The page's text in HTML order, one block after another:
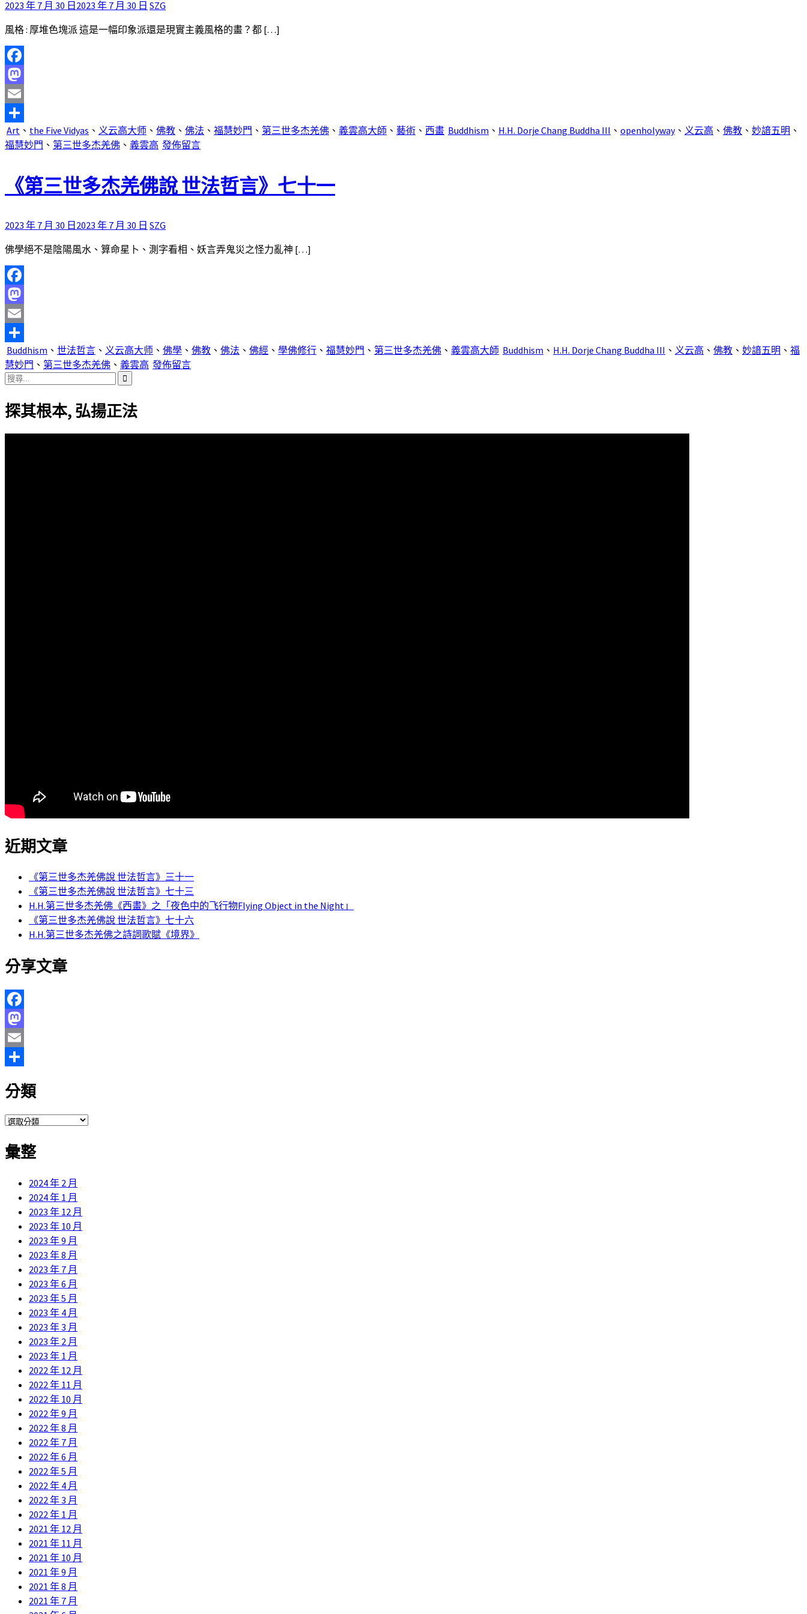
2023 年 7 月 30 日 2023 年 7 月 30 日 SZG
風格 : 厚堆色塊派 這是一幅印象派還是現實主義風格的畫？都 […]
Facebook
Mastodon
Email
分
享
Art 、 the Five Vidyas 、 义云高大师 、 佛教 、 佛法 、 福慧妙門 、 第三世多杰羌佛 、 義雲高大師 、 藝術 、 西畫 Buddhism 、 H.H. Dorje Chang Buddha III 、 openholyway、 义云高 、 佛教 、 妙諳五明 、
福慧妙門 、 第三世多杰羌佛 、 義雲高 發佈留言
《第三世多杰羌佛說 世法哲言》七十一
2023 年 7 月 30 日 2023 年 7 月 30 日 SZG
佛學絕不是陰陽風水、算命星卜、測字看相、妖言弄鬼災之怪力亂神 […]
Facebook
Mastodon
Email
分
享
Buddhism 、 世法哲言 、 义云高大师 、 佛學 、 佛教 、 佛法 、 佛經 、 學佛修行 、 福慧妙門 、 第三世多杰羌佛 、 義雲高大師 Buddhism 、 H.H. Dorje Chang Buddha III 、 义云高 、 佛教 、 妙諳五明 、 福
慧妙門 、 第三世多杰羌佛 、 義雲高 發佈留言
搜
關
鍵
字:
探其根本, 弘揚正法
近期文章
《第三世多杰羌佛說 世法哲言》三十一
《第三世多杰羌佛說 世法哲言》七十三
H.H.第三世多杰羌佛《西畫》之「夜色中的飞行物Flying Object in the Night」
《第三世多杰羌佛說 世法哲言》七十六
H.H.第三世多杰羌佛之詩詞歌賦《境界》
分享文章
Facebook
Mastodon
Email
享
分類
分
彙整
2024 年 2 月
2024 年 1 月
2023 年 12 月
2023 年 10 月
2023 年 9 月
2023 年 8 月
2023 年 7 月
2023 年 6 月
2023 年 5 月
2023 年 4 月
2023 年 3 月
2023 年 2 月
2023 年 1 月
2022 年 12 月
2022 年 11 月
2022 年 10 月
2022 年 9 月
2022 年 8 月
2022 年 7 月
2022 年 6 月
2022 年 5 月
2022 年 4 月
2022 年 3 月
2022 年 1 月
2021 年 12 月
2021 年 11 月
2021 年 10 月
2021 年 9 月
2021 年 8 月
2021 年 7 月